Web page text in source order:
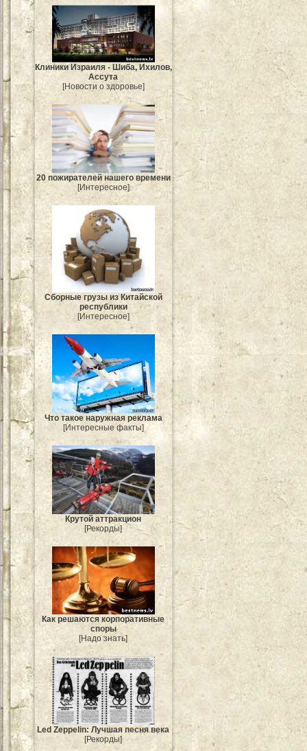
Клиники Израиля - Шиба, Ихилов,
Ассута
[Новости о здоровье]
20 пожирателей нашего времени
[Интересное]
Сборные грузы из Китайской
республики
[Интересное]
Что такое наружная реклама
[Интересные факты]
Крутой аттракцион
[Рекорды]
Как решаются корпоративные
споры
[Надо знать]
Led Zeppelin: Лучшая песня века
[Рекорды]